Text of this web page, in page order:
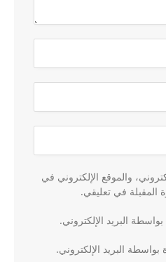
والموقع الإلكتروني في
المقبلة في تعليقي.
البريد الإلكتروني.
بواسطة البريد الإلكتروني.